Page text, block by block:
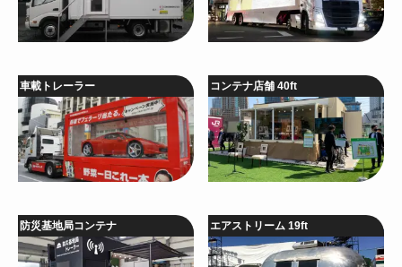
車載トレーラー コンテナ店舗 40ft
防災基地局コンテナ エアストリーム 19ft